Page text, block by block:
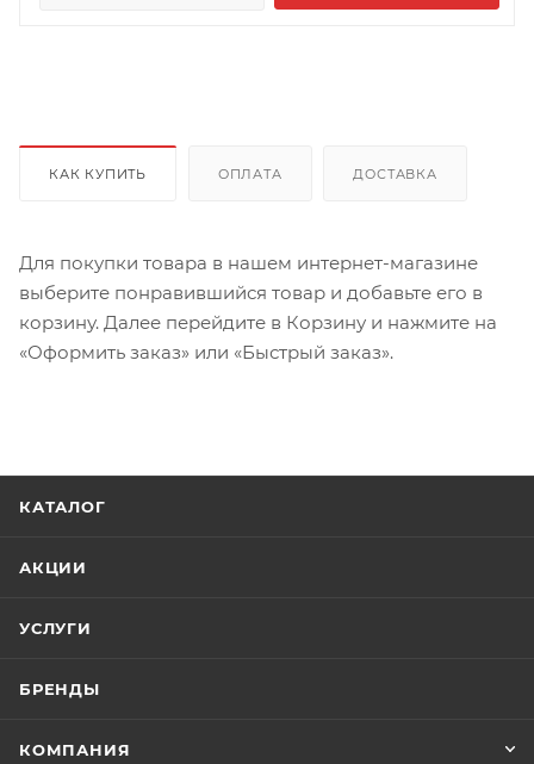
КАК КУПИТЬ ОПЛАТА ДОСТАВКА
Для покупки товара в нашем интернет-магазине
выберите понравившийся товар и добавьте его в
корзину. Далее перейдите в Корзину и нажмите на
«Оформить заказ» или «Быстрый заказ».
КАТАЛОГ
АКЦИИ
УСЛУГИ
БРЕНДЫ
КОМПАНИЯ